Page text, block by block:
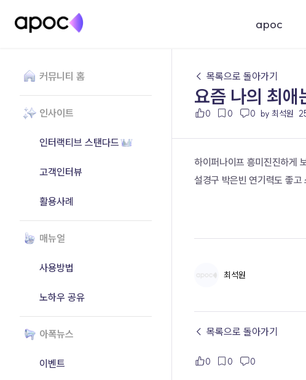
apoc
커뮤니티 홈
인사이트
인터랙티브 스탠다드
고객인터뷰
활용사례
매뉴얼
사용방법
노하우 공유
아폭뉴스
이벤트
← 목록으로 돌아가기
요즘 나의 최
0 0 0 by 최석원
하이퍼나이프 흥미진진하게
설경구 박은빈 연기력도 좋고
최석원
← 목록으로 돌아가기
0 0 0